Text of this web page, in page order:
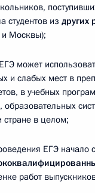
студентов из других
и Москвы);
может
и слабых мест в
в учебных
образовательных
стране в целом;
ЕГЭ начало
работ